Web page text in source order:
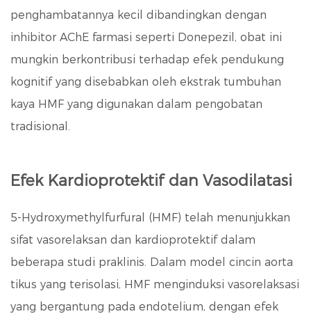
penghambatannya kecil dibandingkan dengan
inhibitor AChE farmasi seperti Donepezil, obat ini
mungkin berkontribusi terhadap efek pendukung
kognitif yang disebabkan oleh ekstrak tumbuhan
kaya HMF yang digunakan dalam pengobatan
tradisional.
Efek Kardioprotektif dan Vasodilatasi
5-Hydroxymethylfurfural (HMF) telah menunjukkan
sifat vasorelaksan dan kardioprotektif dalam
beberapa studi praklinis. Dalam model cincin aorta
tikus yang terisolasi, HMF menginduksi vasorelaksasi
yang bergantung pada endotelium, dengan efek